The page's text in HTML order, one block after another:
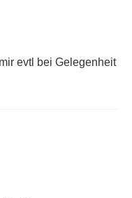
evtl bei Gelegenheit